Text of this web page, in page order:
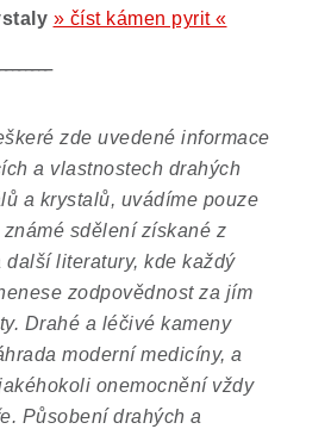
» číst kámen pyrit «
zde uvedené informace
a vlastnostech drahých
a krystalů, uvádíme pouze
sdělení získané z
další literatury, kde každý
zodpovědnost za jím
Drahé a léčivé kameny
moderní medicíny, a
onemocnění vždy
Působení drahých a